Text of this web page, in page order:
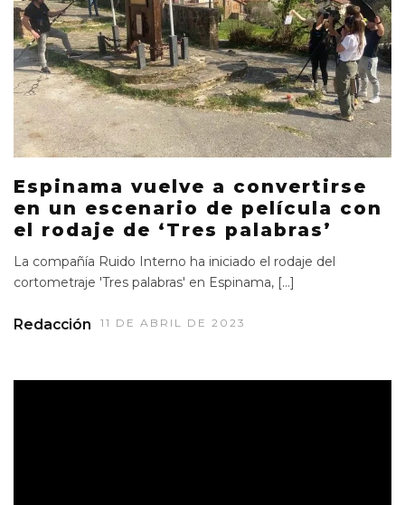
Espinama vuelve a convertirse
en un escenario de película con
el rodaje de ‘Tres palabras’
La compañía Ruido Interno ha iniciado el rodaje del
cortometraje 'Tres palabras' en Espinama, […]
Redacción 11 DE ABRIL DE 2023